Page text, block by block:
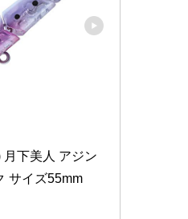
月下美人 アジン
サイズ55mm